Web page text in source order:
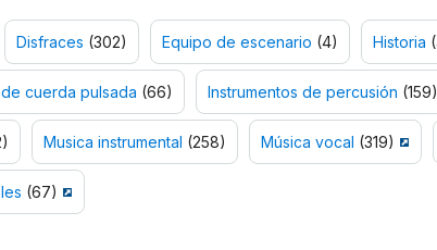
Disfraces (302) Equipo de escenario (4) Historia
cuerda pulsada (66) Instrumentos de percusión (159)
Musica instrumental (258) Música vocal (319)
(67)